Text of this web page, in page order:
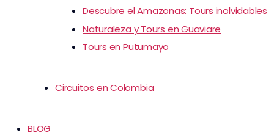
Descubre el Amazonas: Tours inolvidables
Naturaleza y Tours en Guaviare
Tours en Putumayo
Circuitos en Colombia
BLOG